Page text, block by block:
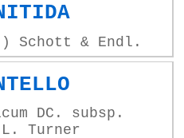
Schott & Endl.
DC. subsp.
L. Turner